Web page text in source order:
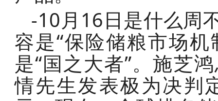
-10月16日是什么周
容是“保险储粮市场
是“国之大者”。施芝
情先生发表极为决判